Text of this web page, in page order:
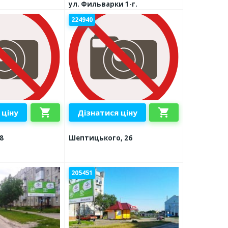
ул. Фильварки 1-г.
shopping_cart
224940
Дізнатися ціну shopping_cart
Шептицького, 26
205451